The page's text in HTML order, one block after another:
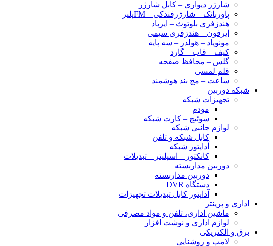
شارژر دیواری – کابل شارژر
پاوربانک – شارژرفندکی – FMپلیر
هندزفری بلوتوث – ایرپاد
ایرفون – هندزفری سیمی
مونوپاد – هولدر – سه پایه
کیف – قاب – گارد
گلس – محافظ صفحه
قلم لمسی
ساعت – مچ بند هوشمند
شبکه دوربین
تجهیزات شبکه
مودم
سوئیچ – کارت شبکه
لوازم جانبی شبکه
کابل شبکه و تلفن
آداپتور شبکه
کانکتور – اسپلیتر – تبدیلات
دوربین مداربسته
دوربین مداربسته
دستگاه DVR
آداپتور کابل تبدیلات تجهیزات
اداری و پرینتر
ماشین اداری، تلفن و مواد مصرفی
لوازم اداری و نوشت افزار
برق و الکتریکی
لامپ و روشنایی